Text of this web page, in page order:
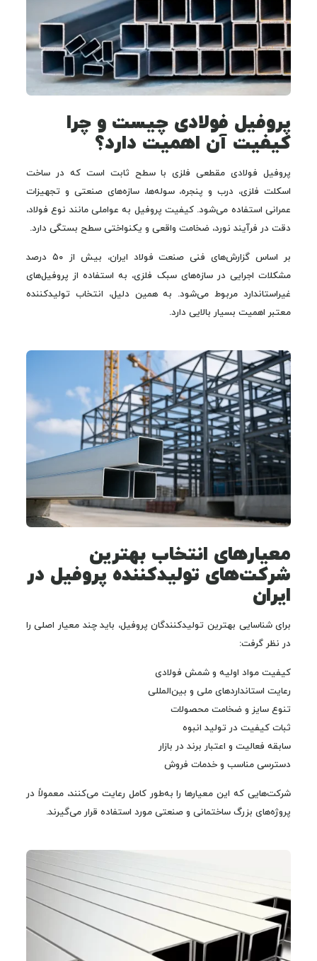
پروفیل فولادی چیست و چرا
کیفیت آن اهمیت دارد؟
پروفیل فولادی مقطعی فلزی با سطح ثابت است که در ساخت
اسکلت فلزی، درب و پنجره، سوله‌ها، سازه‌های صنعتی و تجهیزات
عمرانی استفاده می‌شود. کیفیت پروفیل به عواملی مانند نوع فولاد،
دقت در فرآیند نورد، ضخامت واقعی و یکنواختی سطح بستگی دارد.
بر اساس گزارش‌های فنی صنعت فولاد ایران، بیش از ۵۰ درصد
مشکلات اجرایی در سازه‌های سبک فلزی، به استفاده از پروفیل‌های
غیراستاندارد مربوط می‌شود. به همین دلیل، انتخاب تولیدکننده
معتبر اهمیت بسیار بالایی دارد.
معیارهای انتخاب بهترین
شرکت‌های تولیدکننده پروفیل در
ایران
برای شناسایی بهترین تولیدکنندگان پروفیل، باید چند معیار اصلی را
در نظر گرفت:
کیفیت مواد اولیه و شمش فولادی
رعایت استانداردهای ملی و بین‌المللی
تنوع سایز و ضخامت محصولات
ثبات کیفیت در تولید انبوه
سابقه فعالیت و اعتبار برند در بازار
دسترسی مناسب و خدمات فروش
شرکت‌هایی که این معیارها را به‌طور کامل رعایت می‌کنند، معمولاً در
پروژه‌های بزرگ ساختمانی و صنعتی مورد استفاده قرار می‌گیرند.